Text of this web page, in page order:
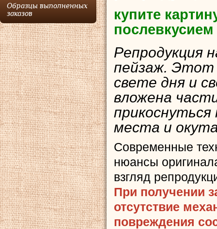
Образцы выполненных
заказов
купите
послевкусием
Репродукция
пейзаж. Этот
свете дня и
вложена
места и
Современные
нюансы
взгляд
При получении
отсутствие
повреждения